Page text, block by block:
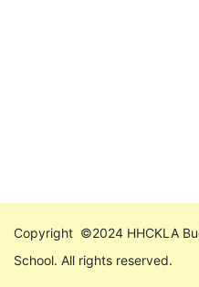
Copyright ©2024 HHCKLA
School. All rights reserved.